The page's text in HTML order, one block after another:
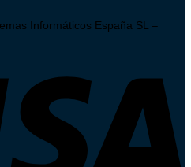
Informáticos España SL –